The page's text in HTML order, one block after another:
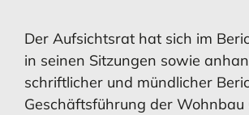
Der Aufsichtsrat hat sich im
in seinen Sitzungen sowie
schriftlicher und mündlicher
Geschäftsführung der Wohnbau